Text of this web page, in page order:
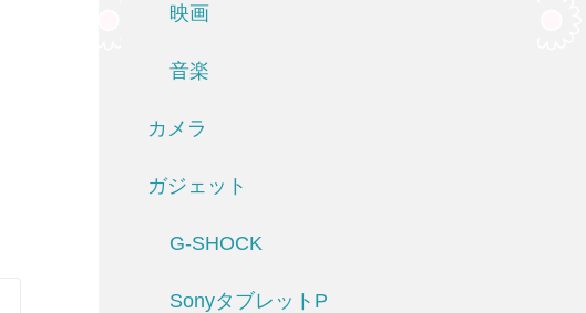
映画
音楽
カメラ
ガジェット
G-SHOCK
SonyタブレットP